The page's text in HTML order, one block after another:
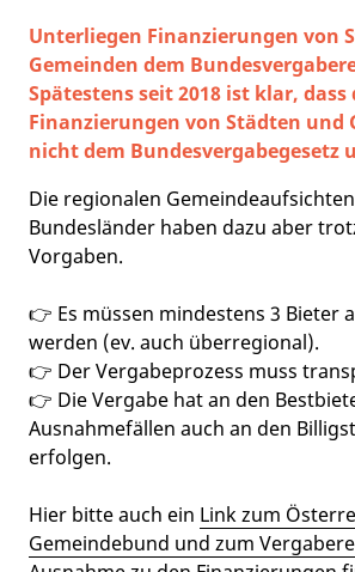
Unterliegen Finanzierungen von
Gemeinden dem
Spätestens seit 2018 ist klar, dass
Finanzierungen von Städten und
nicht dem Bundesvergabegesetz
Die regionalen
Bundesländer haben dazu aber
Vorgaben.
👉 Es müssen mindestens 3 Bieter
werden (ev. auch überregional).
👉 Der Vergabeprozess muss
👉 Die Vergabe hat an den
Ausnahmefällen auch an den
erfolgen.
Hier bitte auch ein Link zum
Gemeindebund und zum